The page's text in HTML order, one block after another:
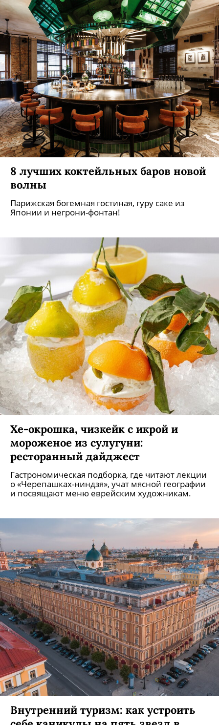
8 лучших коктейльных баров новой
волны
Парижская богемная гостиная, гуру саке из
Японии и негрони-фонтан!
Хе-окрошка, чизкейк с икрой и
мороженое из сулугуни:
ресторанный дайджест
Гастрономическая подборка, где читают лекции
о «Черепашках-ниндзя», учат мясной географии
и посвящают меню еврейским художникам.
Внутренний туризм: как устроить